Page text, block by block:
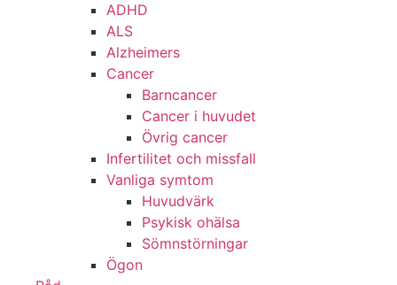
ADHD
ALS
Alzheimers
Cancer
Barncancer
Cancer i huvudet
Övrig cancer
Infertilitet och missfall
Vanliga symtom
Huvudvärk
Psykisk ohälsa
Sömnstörningar
Ögon